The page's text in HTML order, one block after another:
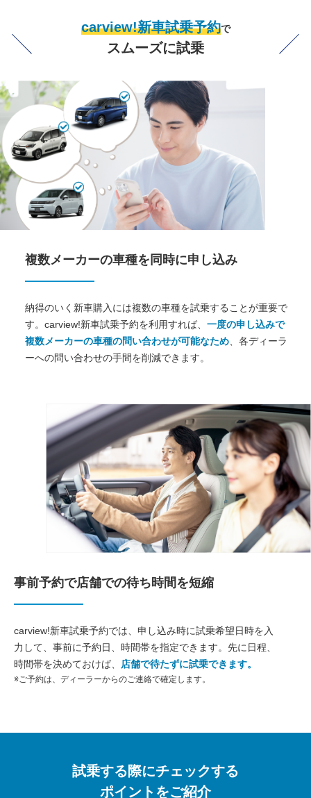
carview!新車試乗予約で
スムーズに試乗
複数メーカーの車種を同時に申し込み
納得のいく新車購入には複数の車種を試乗することが重要で
す。carview!新車試乗予約を利用すれば、 一度の申し込みで
複数メーカーの車種の問い合わせが可能なため 、各ディーラ
ーへの問い合わせの手間を削減できます。
事前予約で店舗での待ち時間を短縮
carview!新車試乗予約では、申し込み時に試乗希望日時を入
力して、事前に予約日、時間帯を指定できます。先に日程、
時間帯を決めておけば、
店舗で待たずに試乗できます。
※ご予約は、ディーラーからのご連絡で確定します。
試乗する際にチェックする
ポイントをご紹介